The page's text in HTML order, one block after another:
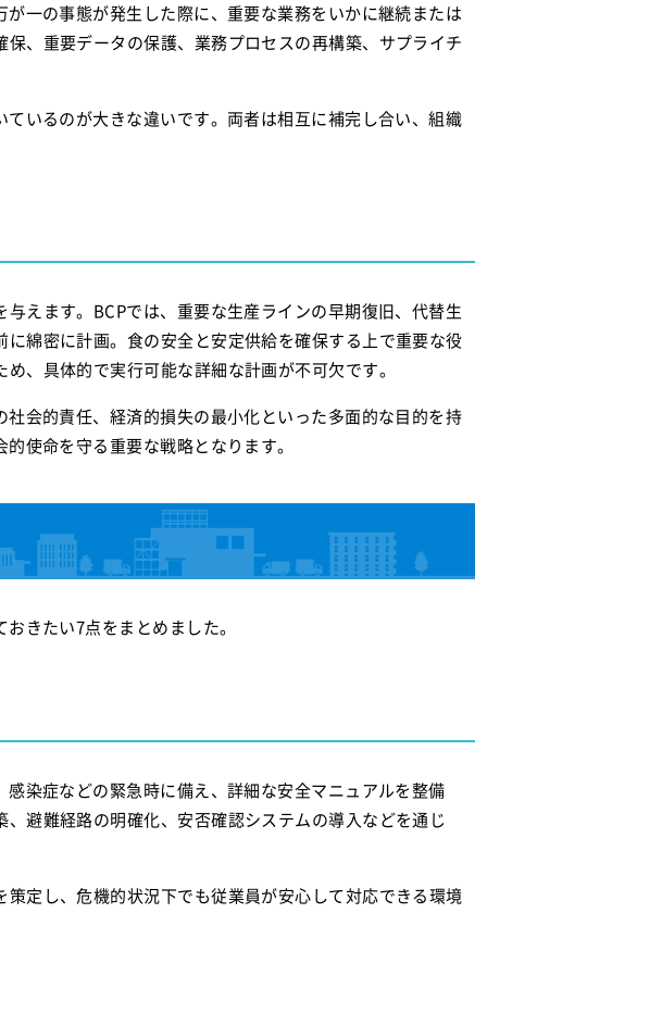
一の事態が発生した際に、重要な業務をいかに継続または
、重要データの保護、業務プロセスの再構築、サプライチ
いるのが大きな違いです。両者は相互に補完し合い、組織
えます。BCPでは、重要な生産ラインの早期復旧、代替生
綿密に計画。食の安全と安定供給を確保する上で重要な役
、具体的で実行可能な詳細な計画が不可欠です。
会的責任、経済的損失の最小化といった多面的な目的を持
使命を守る重要な戦略となります。
きたい7点をまとめました。
染症などの緊急時に備え、詳細な安全マニュアルを整備
避難経路の明確化、安否確認システムの導入などを通じ
定し、危機的状況下でも従業員が安心して対応できる環境